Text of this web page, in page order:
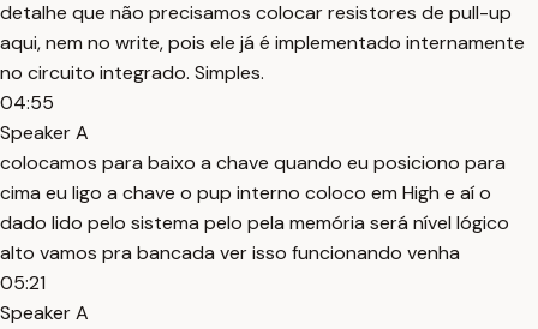
detalhe que não precisamos colocar resistores de pull-up
aqui, nem no write, pois ele já é implementado internamente
no circuito integrado. Simples.
04:55
Speaker A
colocamos para baixo a chave quando eu posiciono para
cima eu ligo a chave o pup interno coloco em High e aí o
dado lido pelo sistema pelo pela memória será nível lógico
alto vamos pra bancada ver isso funcionando venha
05:21
Speaker A